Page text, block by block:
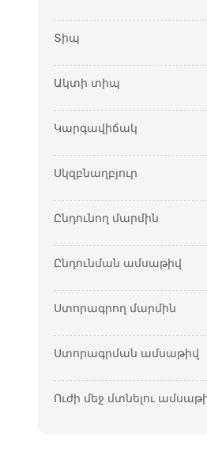
Տիպ
Ակտի տիպ
Կարգավիճակ
Սկզբնաղբյուր
Ընդունող մարմին
Ընդունման ամսաթիվ
Ստորագրող մարմին
Ստորագրման ամսաթիվ
Ուժի մեջ մտնելու